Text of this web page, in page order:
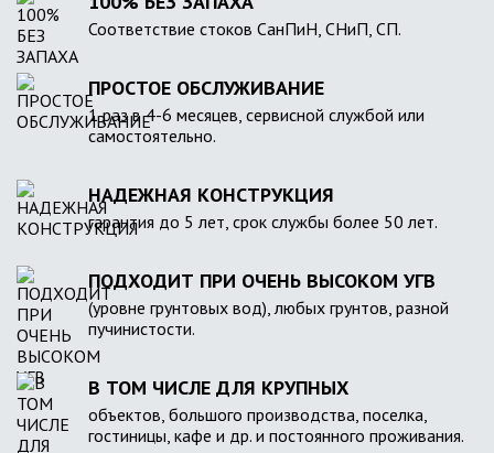
Соответствие стоков СанПиН, СНиП, СП.
ПРОСТОЕ ОБСЛУЖИВАНИЕ
1 раз в 4-6 месяцев, сервисной службой или
самостоятельно.
НАДЕЖНАЯ КОНСТРУКЦИЯ
гарантия до 5 лет, срок службы более 50 лет.
ПОДХОДИТ ПРИ ОЧЕНЬ ВЫСОКОМ УГВ
(уровне грунтовых вод), любых грунтов, разной
пучинистости.
В ТОМ ЧИСЛЕ ДЛЯ КРУПНЫХ
объектов, большого производства, поселка,
гостиницы, кафе и др. и постоянного проживания.